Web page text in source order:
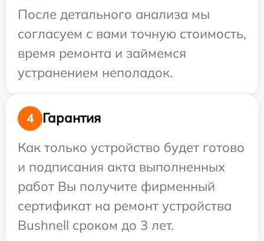
После детального анализа мы
согласуем с вами точную стоимость,
время ремонта и займемся
устранением неполадок.
4
Гарантия
Как только устройство будет готово
и подписания акта выполненных
работ Вы получите фирменный
сертификат на ремонт устройства
Bushnell сроком до 3 лет.